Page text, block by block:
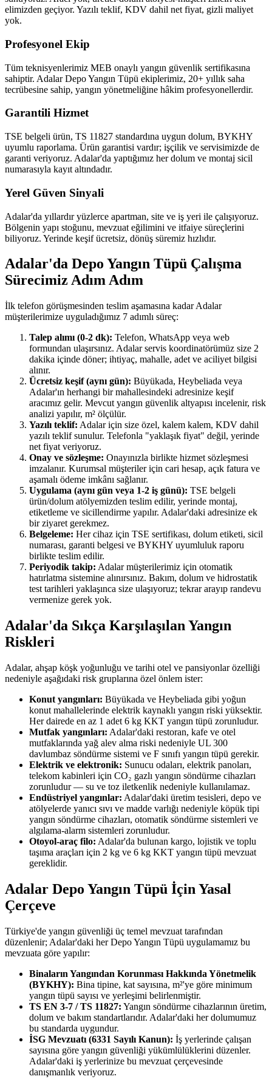
elimizden geçiyor. Yazılı teklif, KDV dahil net fiyat, gizli maliyet
yok.
Profesyonel Ekip
Tüm teknisyenlerimiz MEB onaylı yangın güvenlik sertifikasına
sahiptir. Adalar Depo Yangın Tüpü ekiplerimiz, 20+ yıllık saha
tecrübesine sahip, yangın yönetmeliğine hâkim profesyonellerdir.
Garantili Hizmet
TSE belgeli ürün, TS 11827 standardına uygun dolum, BYKHY
uyumlu raporlama. Ürün garantisi vardır; işçilik ve servisimizde de
garanti veriyoruz. Adalar'da yaptığımız her dolum ve montaj sicil
numarasıyla kayıt altındadır.
Yerel Güven Sinyali
Adalar'da yıllardır yüzlerce apartman, site ve iş yeri ile çalışıyoruz.
Bölgenin yapı stoğunu, mevzuat eğilimini ve itfaiye süreçlerini
biliyoruz. Yerinde keşif ücretsiz, dönüş süremiz hızlıdır.
Adalar'da Depo Yangın Tüpü Çalışma
Sürecimiz Adım Adım
İlk telefon görüşmesinden teslim aşamasına kadar Adalar
müşterilerimize uyguladığımız 7 adımlı süreç:
Talep alımı (0-2 dk): Telefon, WhatsApp veya web
formundan ulaşırsınız. Adalar servis koordinatörümüz size 2
dakika içinde döner; ihtiyaç, mahalle, adet ve aciliyet bilgisi
alınır.
Ücretsiz keşif (aynı gün): Büyükada, Heybeliada veya
Adalar'ın herhangi bir mahallesindeki adresinize keşif
aracımız gelir. Mevcut yangın güvenlik altyapısı incelenir, risk
analizi yapılır, m² ölçülür.
Yazılı teklif: Adalar için size özel, kalem kalem, KDV dahil
yazılı teklif sunulur. Telefonla "yaklaşık fiyat" değil, yerinde
net fiyat veriyoruz.
Onay ve sözleşme: Onayınızla birlikte hizmet sözleşmesi
imzalanır. Kurumsal müşteriler için cari hesap, açık fatura ve
aşamalı ödeme imkânı sağlanır.
Uygulama (aynı gün veya 1-2 iş günü): TSE belgeli
ürün/dolum atölyemizden teslim edilir, yerinde montaj,
etiketleme ve sicillendirme yapılır. Adalar'daki adresinize ek
bir ziyaret gerekmez.
Belgeleme: Her cihaz için TSE sertifikası, dolum etiketi, sicil
numarası, garanti belgesi ve BYKHY uyumluluk raporu
birlikte teslim edilir.
Periyodik takip: Adalar müşterilerimiz için otomatik
hatırlatma sistemine alınırsınız. Bakım, dolum ve hidrostatik
test tarihleri yaklaşınca size ulaşıyoruz; tekrar arayıp randevu
vermenize gerek yok.
Adalar'da Sıkça Karşılaşılan Yangın
Riskleri
Adalar, ahşap köşk yoğunluğu ve tarihi otel ve pansiyonlar özelliği
nedeniyle aşağıdaki risk gruplarına özel önlem ister:
Konut yangınları: Büyükada ve Heybeliada gibi yoğun
konut mahallelerinde elektrik kaynaklı yangın riski yüksektir.
Her dairede en az 1 adet 6 kg KKT yangın tüpü zorunludur.
Mutfak yangınları: Adalar'daki restoran, kafe ve otel
mutfaklarında yağ alev alma riski nedeniyle UL 300
davlumbaz söndürme sistemi ve F sınıfı yangın tüpü gerekir.
Elektrik ve elektronik: Sunucu odaları, elektrik panoları,
telekom kabinleri için CO₂ gazlı yangın söndürme cihazları
zorunludur — su ve toz iletkenlik nedeniyle kullanılamaz.
Endüstriyel yangınlar: Adalar'daki üretim tesisleri, depo ve
atölyelerde yanıcı sıvı ve madde varlığı nedeniyle köpük tipi
yangın söndürme cihazları, otomatik söndürme sistemleri ve
algılama-alarm sistemleri zorunludur.
Otoyol-araç filo: Adalar'da bulunan kargo, lojistik ve toplu
taşıma araçları için 2 kg ve 6 kg KKT yangın tüpü mevzuat
gereklidir.
Adalar Depo Yangın Tüpü İçin Yasal
Çerçeve
Türkiye'de yangın güvenliği üç temel mevzuat tarafından
düzenlenir; Adalar'daki her Depo Yangın Tüpü uygulamamız bu
mevzuata göre yapılır:
Binaların Yangından Korunması Hakkında Yönetmelik
(BYKHY): Bina tipine, kat sayısına, m²'ye göre minimum
yangın tüpü sayısı ve yerleşimi belirlenmiştir.
TS EN 3-7 / TS 11827: Yangın söndürme cihazlarının üretim,
dolum ve bakım standartlarıdır. Adalar'daki her dolumumuz
bu standarda uygundur.
İSG Mevzuatı (6331 Sayılı Kanun): İş yerlerinde çalışan
sayısına göre yangın güvenliği yükümlülüklerini düzenler.
Adalar'daki iş yerlerinize bu mevzuat çerçevesinde
danışmanlık veriyoruz.